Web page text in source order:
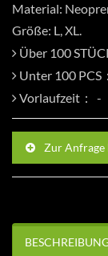
Material:
Größe: L, XL.
Über 100
Unter 100 PCS
Vorlaufzeit：
Zur Anfrage